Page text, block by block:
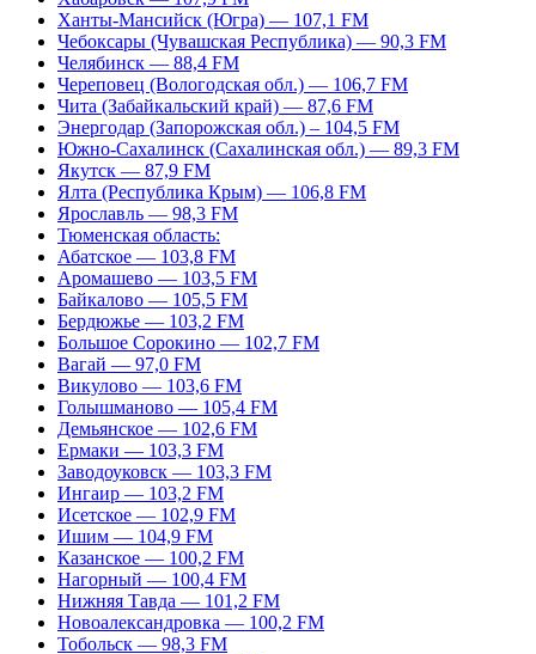
Ханты-Мансийск (Югра) — 107,1 FM
Чебоксары (Чувашская Республика) — 90,3 FM
Челябинск — 88,4 FM
Череповец (Вологодская обл.) — 106,7 FM
Чита (Забайкальский край) — 87,6 FM
Энергодар (Запорожская обл.) – 104,5 FM
Южно-Сахалинск (Сахалинская обл.) — 89,3 FM
Якутск — 87,9 FM
Ялта (Республика Крым) — 106,8 FM
Ярославль — 98,3 FM
Тюменская область:
Абатское — 103,8 FM
Аромашево — 103,5 FM
Байкалово — 105,5 FM
Бердюжье — 103,2 FM
Большое Сорокино — 102,7 FM
Вагай — 97,0 FM
Викулово — 103,6 FM
Голышманово — 105,4 FM
Демьянское — 102,6 FM
Ермаки — 103,3 FM
Заводоуковск — 103,3 FM
Ингаир — 103,2 FM
Исетское — 102,9 FM
Ишим — 104,9 FM
Казанское — 100,2 FM
Нагорный — 100,4 FM
Нижняя Тавда — 101,2 FM
Новоалександровка — 100,2 FM
Тобольск — 98,3 FM